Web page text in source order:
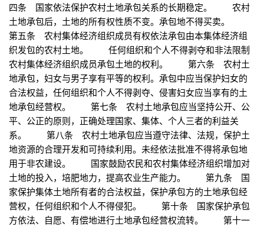
四条 国家依法保护农村土地承包关系的长期稳定。 农村
土地承包后，土地的所有权性质不变。承包地不得买卖。
第五条 农村集体经济组织成员有权依法承包由本集体经济组
织发包的农村土地。 任何组织和个人不得剥夺和非法限制
农村集体经济组织成员承包土地的权利。 第六条 农村土
地承包，妇女与男子享有平等的权利。承包中应当保护妇女的
合法权益，任何组织和个人不得剥夺、侵害妇女应当享有的土
地承包经营权。 第七条 农村土地承包应当坚持公开、公
平、公正的原则，正确处理国家、集体、个人三者的利益关
系。 第八条 农村土地承包应当遵守法律、法规，保护土
地资源的合理开发和可持续利用。未经依法批准不得将承包地
用于非农建设。 国家鼓励农民和农村集体经济组织增加对
土地的投入，培肥地力，提高农业生产能力。 第九条 国
家保护集体土地所有者的合法权益，保护承包方的土地承包经
营权，任何组织和个人不得侵犯。 第十条 国家保护承包
方依法、自愿、有偿地进行土地承包经营权流转。 第十一